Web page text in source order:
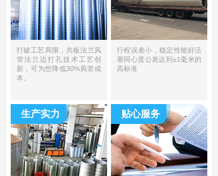
打破工艺局限，共板法兰风
管法兰边打孔技术工艺创
新，可为您降低30%风管成
本。
行程误差小，稳定性能好活
塞同心度公差达到±1毫米的
高标准
生产实力 贴心服务